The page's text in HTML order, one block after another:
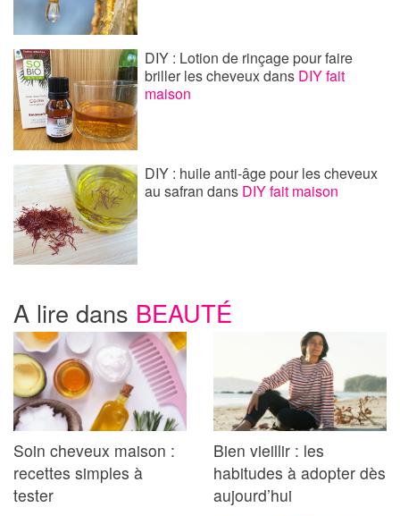
DIY : Lotion de rinçage pour faire
briller les cheveuxdans DIY fait
maison
DIY : huile anti-âge pour les cheveux
au safrandans DIY fait maison
A lire dans BEAUTÉ
Soin cheveux maison :
recettes simples à
tester
Bien vieillir : les
habitudes à adopter dès
aujourd’hui